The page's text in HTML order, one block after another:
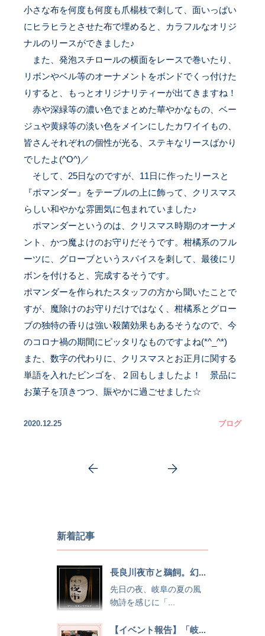
小さな布を何度も何度も爪楊枝で刺して、面いっぱい
にヒラヒラとさせた布で埋めると、カラフルなオリジ
ナルのリースができました♪
また、発泡スチロールの横面をレースで巻いたり、
リボンやベル等のオーナメントをボンドでくっ付けた
りすると、もっとオリジナリティーが出てきますね！
赤や深緑等の濃い色でまとめた華やかなもの、ベー
ジュや黄緑等の淡い色をメインにしたカワイイもの、
皆さんそれぞれの個性が光る、ステキなリースばかり
でしたよ(^O^)／
そして、25日なのですが、11日に作ったリースと
『ポマンダー』をテーブルの上に飾って、クリスマス
らしい和やかな雰囲気に包まれていました♪
ポマンダーというのは、クリスマス時期のオーナメ
ント、かつ魔よけのお守りだそうです。柑橘系のフル
ーツに、グローブというスパイスを刺して、最後にリ
ボンを付けると、完成するそうです。
ポマンダーを作られたスタッフの方から聞いたことで
すが、魔除けのお守りだけではなく、柑橘系とグロー
ブの独特の香りは強い殺菌効果もあるそうなので、今
のコロナ禍の期間にピッタリなものですよね(*^_^*)
また、数字の代わりに、クリスマスとお正月に関する
単語を入れたビンゴを、２回もしましたよ！ 景品に
お菓子を頂きつつ、賑やかに過ごせました☆
2020.12.25 ブログ
新着記事
長良川夜市と鵜飼。幻...
先日の夜、岐阜の夏の風
物詩を感じに「...
【イベント報告】「岐...